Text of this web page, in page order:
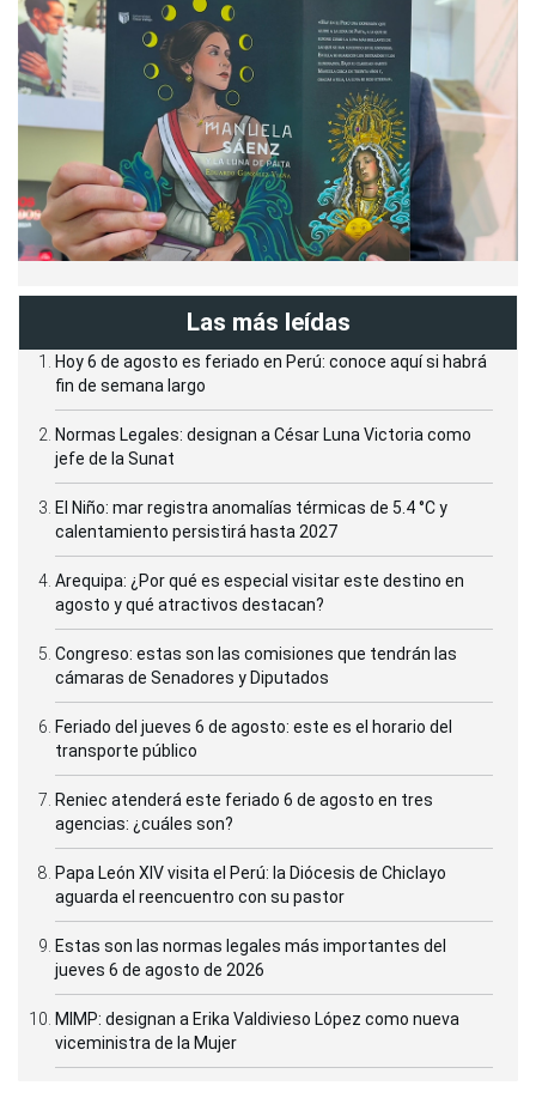
Las más leídas
Hoy 6 de agosto es feriado en Perú: conoce aquí si habrá
fin de semana largo
Normas Legales: designan a César Luna Victoria como
jefe de la Sunat
El Niño: mar registra anomalías térmicas de 5.4 °C y
calentamiento persistirá hasta 2027
Arequipa: ¿Por qué es especial visitar este destino en
agosto y qué atractivos destacan?
Congreso: estas son las comisiones que tendrán las
cámaras de Senadores y Diputados
Feriado del jueves 6 de agosto: este es el horario del
transporte público
Reniec atenderá este feriado 6 de agosto en tres
agencias: ¿cuáles son?
Papa León XIV visita el Perú: la Diócesis de Chiclayo
aguarda el reencuentro con su pastor
Estas son las normas legales más importantes del
jueves 6 de agosto de 2026
MIMP: designan a Erika Valdivieso López como nueva
viceministra de la Mujer